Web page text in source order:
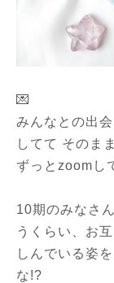
💌
みんなとの出
してて そのま
ずっとzoomし
10期のみなさ
うくらい、お
しんでいる姿
な!?